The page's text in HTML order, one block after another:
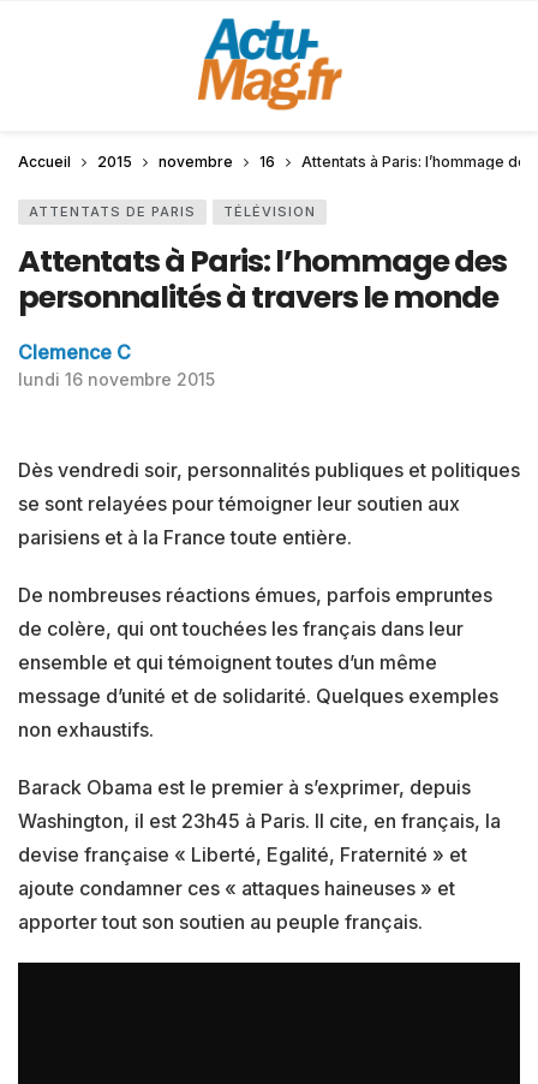
Accueil 2015 novembre 16 Attentats à Paris: l’hommage
ATTENTATS DE PARIS TÉLÉVISION
Attentats à Paris: l’hommage des
personnalités à travers le monde
Clemence C
lundi 16 novembre 2015
Dès vendredi soir, personnalités publiques et politiques
se sont relayées pour témoigner leur soutien aux
parisiens et à la France toute entière.
De nombreuses réactions émues, parfois empruntes
de colère, qui ont touchées les français dans leur
ensemble et qui témoignent toutes d’un même
message d’unité et de solidarité. Quelques exemples
non exhaustifs.
Barack Obama est le premier à s’exprimer, depuis
Washington, il est 23h45 à Paris. Il cite, en français, la
devise française « Liberté, Egalité, Fraternité » et
ajoute condamner ces « attaques haineuses » et
apporter tout son soutien au peuple français.